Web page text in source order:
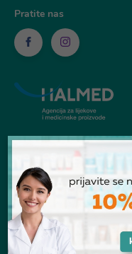
Pratite nas
© Ljekarna Talan 2026